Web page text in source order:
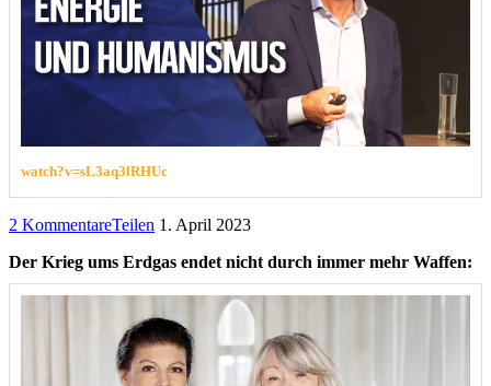
watch?v=sL3aq3lRHUc
2 KommentareTeilen 1. April 2023
Der Krieg ums Erdgas endet nicht durch immer mehr Waffen: